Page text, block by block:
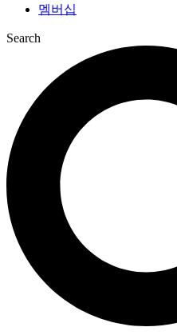
멤버십
Search